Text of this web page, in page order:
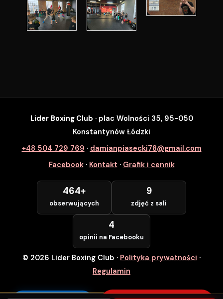
SZYBKI ZAPIS
Zapisz się na wybrane zajęcia
Numer Telefonu *
POTWIERDZAM — WCHODZĘ ZA
DARMO
Lider Boxing Club · plac Wolności 35, 95-050
Konstantynów Łódzki
+48 504 729 769 · damianpiasecki78@gmail.com
Facebook· Kontakt · Grafik i cennik
464+
obserwujących
9
zdjęć z sali
4
opinii na Facebooku
© 2026 Lider Boxing Club · Polityka prywatności ·
Regulamin